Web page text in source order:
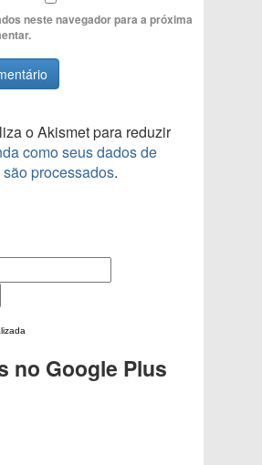
neste navegador para a próxima
o Akismet para reduzir
como seus dados de
processados.
no Google Plus